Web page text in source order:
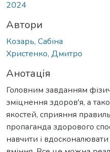
2024
Автори
Козарь, Сабіна
Христенко, Дмитро
Анотація
Головним завданням
зміцнення здоров'я, а
якостей, сприяння
пропаганда здорового
навчити і